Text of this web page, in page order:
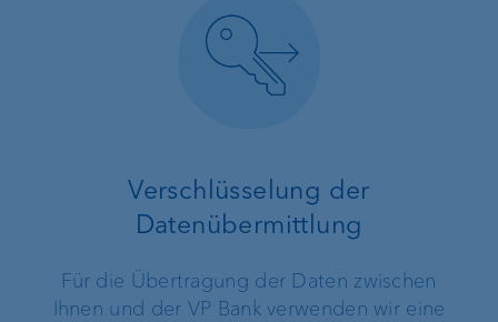
Verschlüsselung der
Datenübermittlung
Für die Übertragung der Daten zwischen
Ihnen und der VP Bank verwenden wir eine